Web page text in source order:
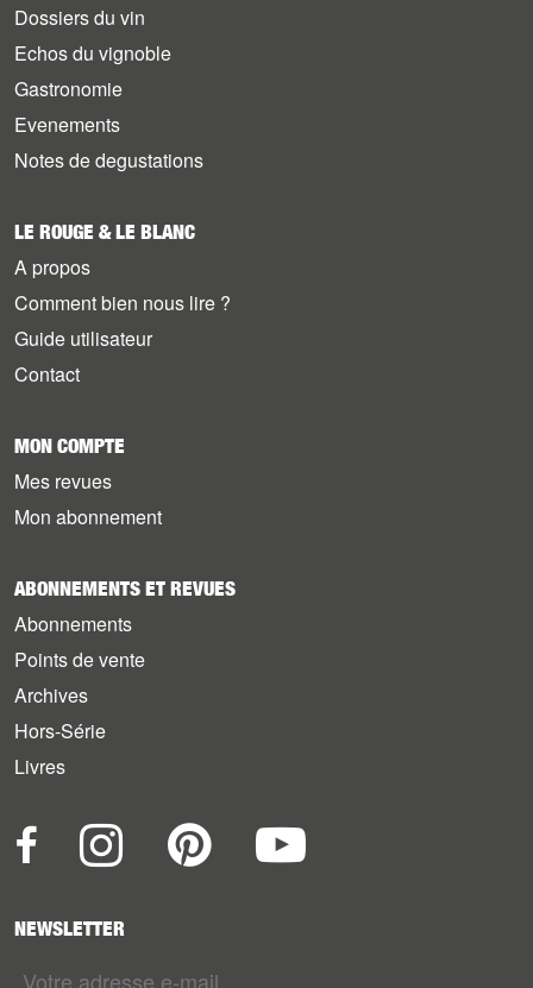
Dossiers du vin
Echos du vignoble
Gastronomie
Evenements
Notes de degustations
LE ROUGE & LE BLANC
A propos
Comment bien nous lire ?
Guide utilisateur
Contact
MON COMPTE
Mes revues
Mon abonnement
ABONNEMENTS ET REVUES
Abonnements
Points de vente
Archives
Hors-Série
Livres
NEWSLETTER